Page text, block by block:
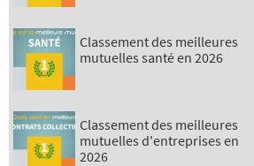
Classement des meilleures
mutuelles santé en 2026
Classement des meilleures
mutuelles d'entreprises en
2026